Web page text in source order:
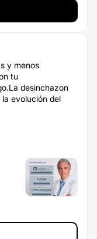
y menos
tu
desinchazon
evolución del